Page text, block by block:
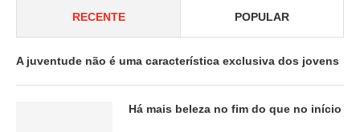
RECENTE POPULAR
A juventude não é uma característica exclusiva dos jovens
Há mais beleza no fim do que no início